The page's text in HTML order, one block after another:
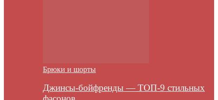
Брюки и шорты
Джинсы-бойфренды — ТОП-9 стильных